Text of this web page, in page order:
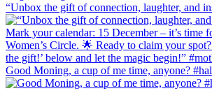
“Unbox the gift of connection, laughter, and
Good Moning, a cup of me time, anyone?